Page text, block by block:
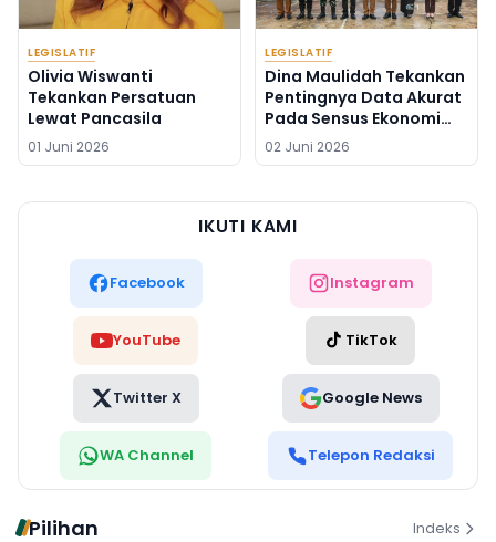
LEGISLATIF
Olivia Wiswanti
Tekankan Persatuan
Lewat Pancasila
01 Juni 2026
LEGISLATIF
Dina Maulidah Tekankan
Pentingnya Data Akurat
Pada Sensus Ekonomi
2026
02 Juni 2026
IKUTI KAMI
Facebook Instagram
YouTube TikTok
Twitter X Google News
WA Channel Telepon Redaksi
Pilihan Indeks